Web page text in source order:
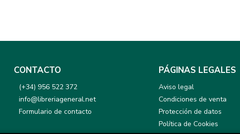
CONTACTO
(+34) 956 522 372
info@libreriageneral.net
Formulario de contacto
PÁGINAS LEGALES
Aviso legal
Condiciones de venta
Protección de datos
Política de Cookies